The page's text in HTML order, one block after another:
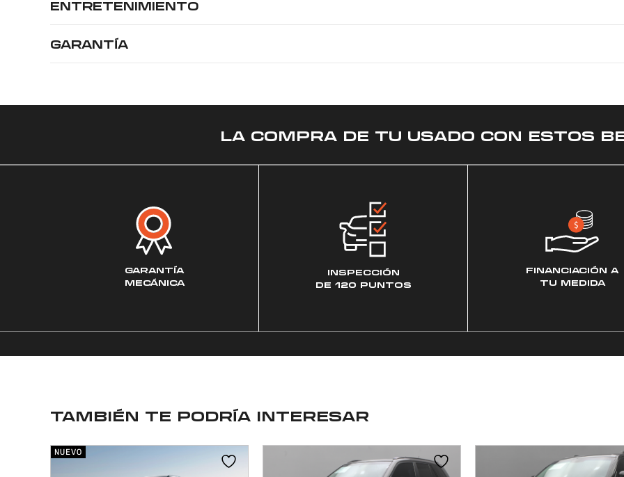
ENTRETENIMIENTO
GARANTÍA
LA COMPRA DE TU USADO CON ESTOS
GARANTÍA
MECÁNICA
INSPECCIÓN
DE 120 PUNTOS
FINANCIACIÓN A
TU MEDIDA
TAMBIÉN TE PODRÍA INTERESAR
NUEVO